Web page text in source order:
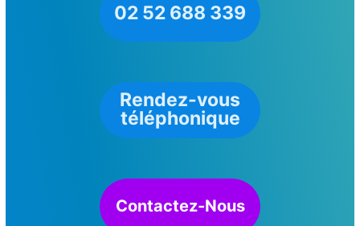
02 52 688 339
Rendez-vous
téléphonique
Contactez-Nous